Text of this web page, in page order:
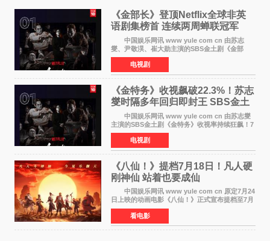
《金部长》登顶Netflix全球非英
语剧集榜首 连续两周蝉联冠军
中国娱乐网讯 www yule com cn 由苏志
燮、尹敬淏、崔大勋主演的SBS金土剧《金部
长》持续席卷全球，收获海内外观众热烈反
响。 15日，据Netflix官方排行榜网站Tudum
公布的数据，SBS金土剧《
电视剧
《金特务》收视飙破22.3%！苏志
燮时隔多年回归即封王 SBS金土
剧新纪录诞生
中国娱乐网讯 www yule com cn 由苏志燮
主演的SBS金土剧《金特务》收视率持续狂飙！7
月11日播出的第6集全国平均收视率高达22 3%，
瞬间最高更冲上26 4%，不仅再度刷新自身纪
录，更稳坐同时段
电视剧
《八仙！》提档7月18日！凡人硬
刚神仙 站着也要成仙
中国娱乐网讯 www yule com cn 原定7月24
日上映的动画电影《八仙！》正式宣布提档至7月
18日。这部国风动画大片将八仙过海，各显神通
这句刻在国人DNA里的俗语玩出了新花样——影
片讲述凡人
看电影